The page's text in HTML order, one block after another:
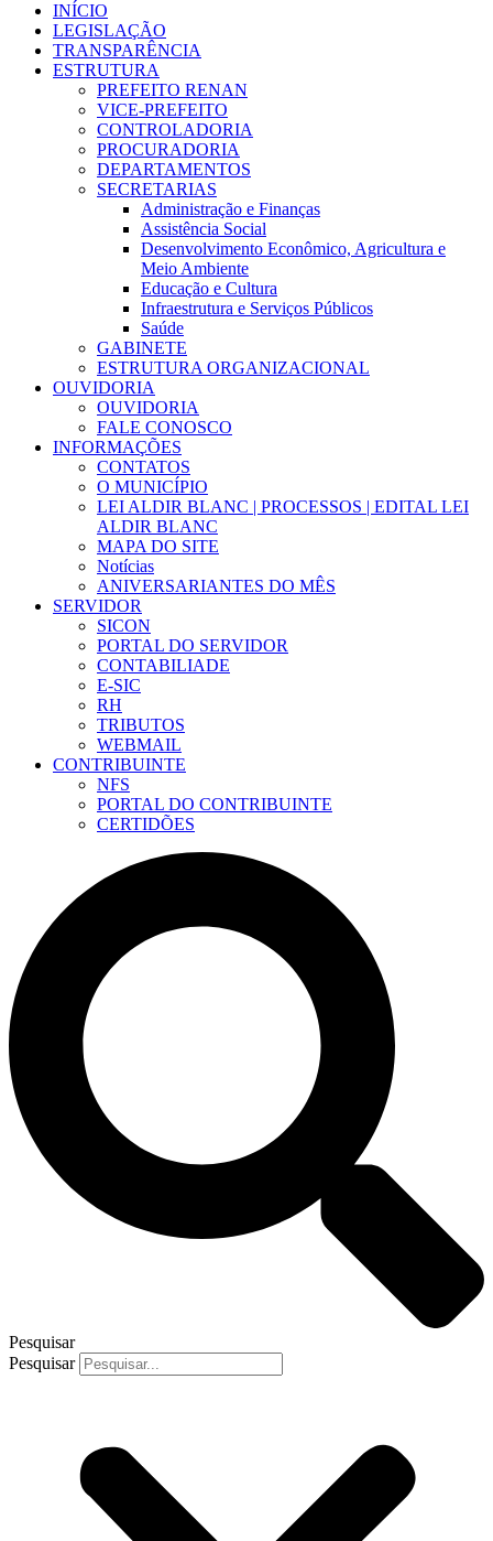
INÍCIO
LEGISLAÇÃO
TRANSPARÊNCIA
ESTRUTURA
PREFEITO RENAN
VICE-PREFEITO
CONTROLADORIA
PROCURADORIA
DEPARTAMENTOS
SECRETARIAS
Administração e Finanças
Assistência Social
Desenvolvimento Econômico, Agricultura e
Meio Ambiente
Educação e Cultura
Infraestrutura e Serviços Públicos
Saúde
GABINETE
ESTRUTURA ORGANIZACIONAL
OUVIDORIA
OUVIDORIA
FALE CONOSCO
INFORMAÇÕES
CONTATOS
O MUNICÍPIO
LEI ALDIR BLANC | PROCESSOS | EDITAL LEI
ALDIR BLANC
MAPA DO SITE
Notícias
ANIVERSARIANTES DO MÊS
SERVIDOR
SICON
PORTAL DO SERVIDOR
CONTABILIADE
E-SIC
RH
TRIBUTOS
WEBMAIL
CONTRIBUINTE
NFS
PORTAL DO CONTRIBUINTE
CERTIDÕES
Pesquisar
Pesquisar